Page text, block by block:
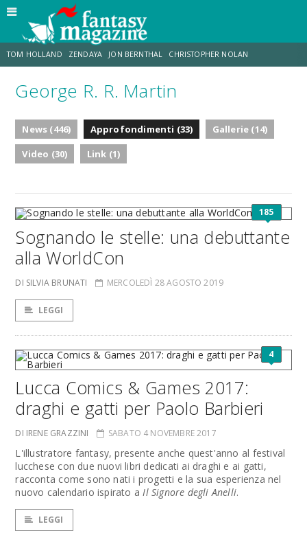
TOM HOLLAND ZENDAYA JON BERNTHAL CHRISTOPHER NOLAN
STRANIMONDI LUCCA COMICS & GAMES ODISSEA
TRAMELL TILLMAN CHRIS MCKENNA
George R. R. Martin
News (446) Approfondimenti (33)
Gallerie (14)
Video (30)
Link (1)
185
Sognando le stelle: una debuttante
alla WorldCon
DI SILVIA BRUNATI MERCOLEDÌ 28 AGOSTO 2019
LEGGI
4
Lucca Comics & Games 2017:
draghi e gatti per Paolo Barbieri
DI IRENE GRAZZINI SABATO 4 NOVEMBRE 2017
L'illustratore fantasy, presente anche quest'anno al festival
lucchese con due nuovi libri dedicati ai draghi e ai gatti,
racconta come sono nati i progetti e la sua esperienza nel
nuovo calendario ispirato aIl Signore degli Anelli.
LEGGI